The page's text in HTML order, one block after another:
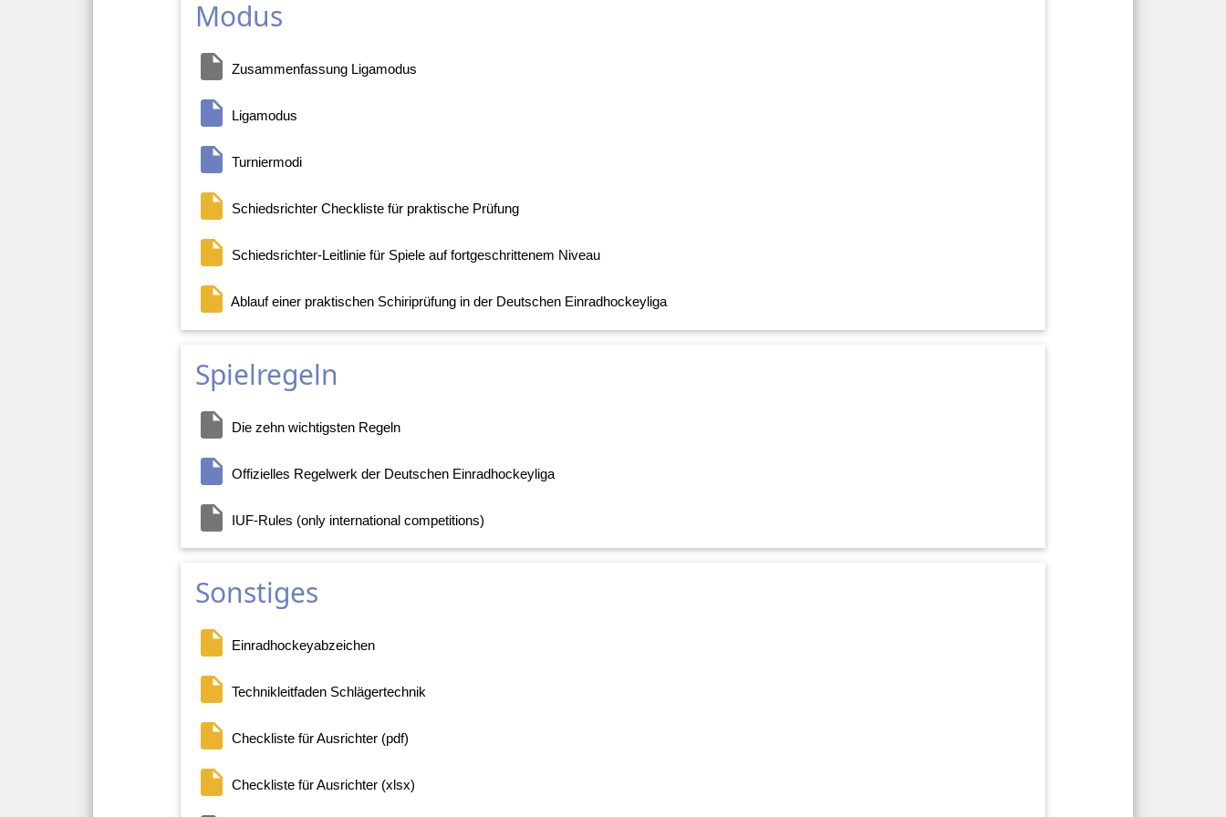
Modus
insert_drive_file Zusammenfassung Ligamodus
insert_drive_file Ligamodus
insert_drive_file Turniermodi
insert_drive_file Schiedsrichter Checkliste für praktische Prüfung
insert_drive_file Schiedsrichter-Leitlinie für Spiele auf fortgeschrittenem Niveau
insert_drive_file Ablauf einer praktischen Schiriprüfung in der Deutschen Einradhockeyliga
Spielregeln
insert_drive_file Die zehn wichtigsten Regeln
insert_drive_file Offizielles Regelwerk der Deutschen Einradhockeyliga
insert_drive_file IUF-Rules (only international competitions)
Sonstiges
insert_drive_file Einradhockeyabzeichen
insert_drive_file Technikleitfaden Schlägertechnik
insert_drive_file Checkliste für Ausrichter (pdf)
insert_drive_file Checkliste für Ausrichter (xlsx)